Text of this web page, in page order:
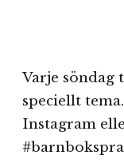
Varje söndag
speciellt
Instagram